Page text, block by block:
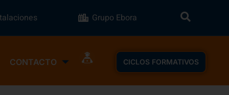
Grupo Ebora
CONTACTO CICLOS FORMATIVOS